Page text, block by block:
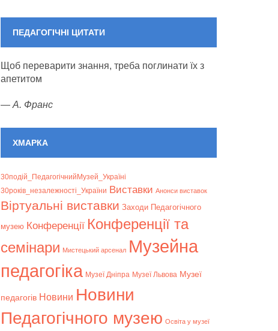
ПЕДАГОГІЧНІ ЦИТАТИ
Щоб переварити знання, треба поглинати їх з
апетитом
— А. Франс
ХМАРКА
30подій_ПедагогічнийМузей_Україні
30років_незалежності_України Bиставки Анонси виставок
Віртуальні виставки Заходи Педагогічного
музею Конференції Конференції та
семінари Мистецький арсенал Музейна
педагогіка Музеї Дніпра Музеї Львова Музеї
педагогів Новини Новини
Педагогічного музею Освіта у музеї